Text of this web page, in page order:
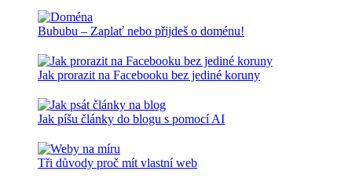
Bububu – Zaplať nebo přijdeš o doménu!
Jak prorazit na Facebooku bez jediné koruny
Jak píšu články do blogu s pomocí AI
Tři důvody proč mít vlastní web